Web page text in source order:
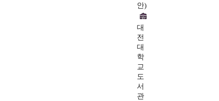
안)
대
전
대
학
교
도
서
관